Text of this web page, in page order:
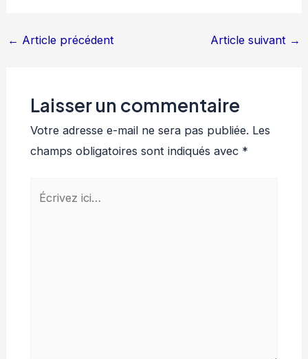
← Article précédent Article suivant →
Laisser un commentaire
Votre adresse e-mail ne sera pas publiée. Les
champs obligatoires sont indiqués avec *
Écrivez